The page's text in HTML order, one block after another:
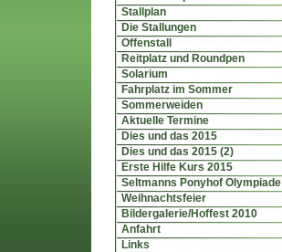
Stallplan
Die Stallungen
Offenstall
Reitplatz und Roundpen
Solarium
Fahrplatz im Sommer
Sommerweiden
Aktuelle Termine
Dies und das 2015
Dies und das 2015 (2)
Erste Hilfe Kurs 2015
Seltmanns Ponyhof Olympiade
Weihnachtsfeier
Bildergalerie/Hoffest 2010
Anfahrt
Links